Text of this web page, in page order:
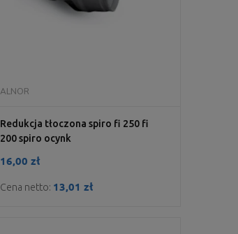
Redukcja tłoczona spiro fi 250 fi
200 spiro ocynk
ALNOR
16,00 zł
Cena netto: 13,01 zł